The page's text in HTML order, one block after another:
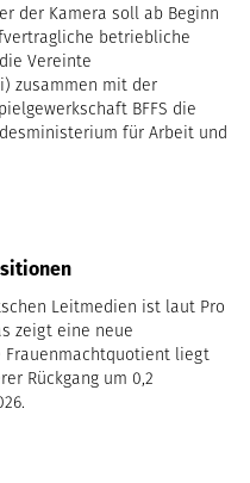
der Kamera soll ab Beginn
betriebliche
Vereinte
zusammen mit der
BFFS die
für Arbeit und
Leitmedien ist laut Pro
zeigt eine neue
Frauenmachtquotient liegt
Rückgang um 0,2